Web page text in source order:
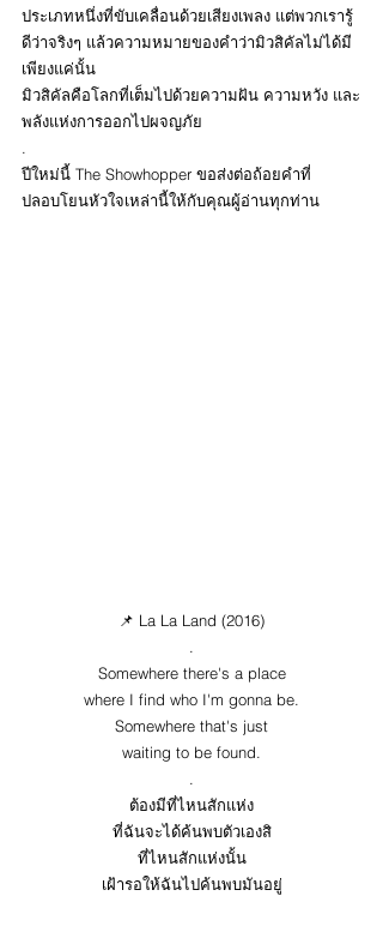
ประเภทหนึ่งที่ขับเคลื่อนด้วยเสียงเพลง แต่พวกเรารู้
ดีว่าจริงๆ แล้วความหมายของคำว่ามิวสิคัลไม่ได้มี
เพียงแค่นั้น
มิวสิคัลคือโลกที่เต็มไปด้วยความฝัน ความหวัง และ
พลังแห่งการออกไปผจญภัย
.
ปีใหม่นี้ The Showhopper ขอส่งต่อถ้อยคำที่
ปลอบโยนหัวใจเหล่านี้ให้กับคุณผู้อ่านทุกท่าน
📌 La La Land (2016)
.
Somewhere there's a place
where I find who I'm gonna be.
Somewhere that's just
waiting to be found.
.
ต้องมีที่ไหนสักแห่ง
ที่ฉันจะได้ค้นพบตัวเองสิ
ที่ไหนสักแห่งนั้น
เฝ้ารอให้ฉันไปค้นพบมันอยู่